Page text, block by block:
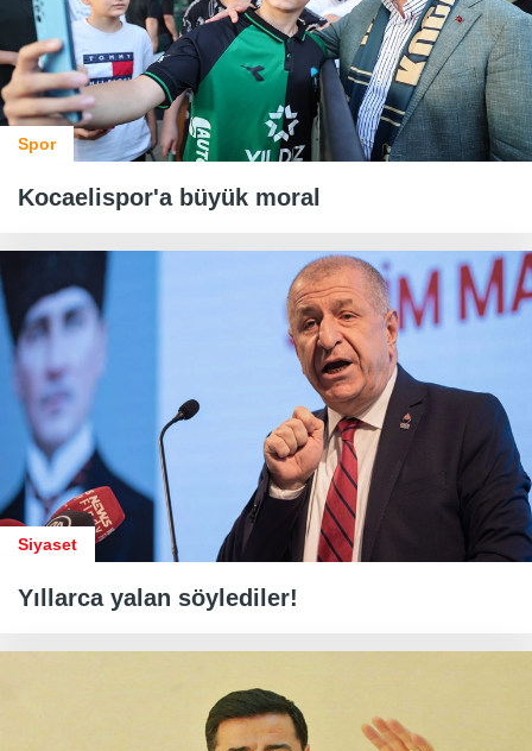
Spor
Kocaelispor'a büyük moral
Siyaset
Yıllarca yalan söylediler!